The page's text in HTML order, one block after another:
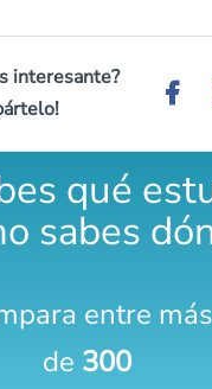
interesante?
qué
sabes
entre más
de 300